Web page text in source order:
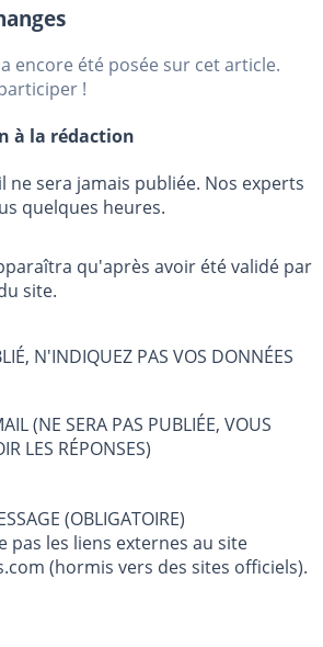
encore été posée sur cet article.
!
à la rédaction
ne sera jamais publiée. Nos experts
quelques heures.
qu'après avoir été validé par
site.
N'INDIQUEZ PAS VOS DONNÉES
(NE SERA PAS PUBLIÉE, VOUS
LES RÉPONSES)
TEXTE DE VOTRE MESSAGE (OBLIGATOIRE)
pas les liens externes au site
(hormis vers des sites officiels).